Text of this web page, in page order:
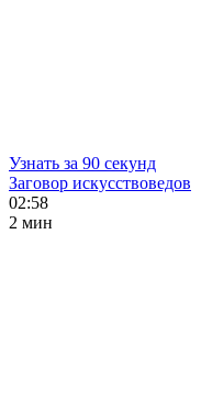
Узнать за 90 секунд
Заговор искусствоведов
02:58
2 мин